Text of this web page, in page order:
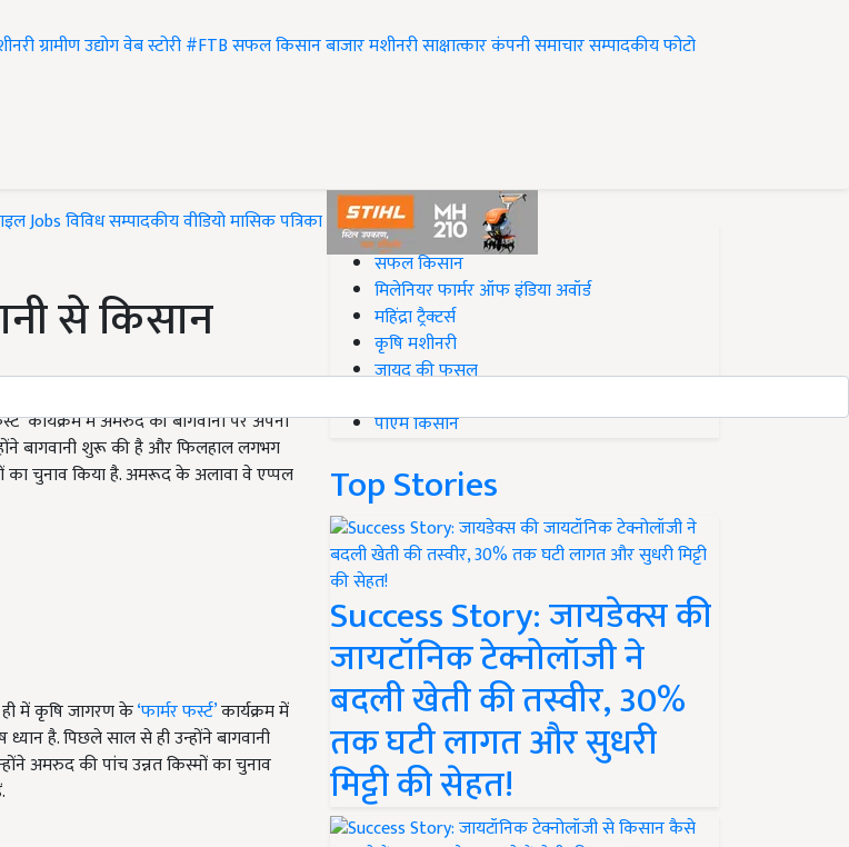
ग्रामीण उद्योगवेब स्टोरी#FTBसफल किसानबाजारमशीनरीसाक्षात्कारकंपनी समाचारसम्पादकीयफोटो
Jobsविविधसम्पादकीयवीडियोमासिक पत्रिका
से किसान
कार्यक्रम में अमरुद की बागवानी पर अपनी
बागवानी शुरू की है और फिलहाल लगभग
का चुनाव किया है. अमरूद के अलावा वे एप्पल
ही में कृषि जागरण के‘फार्मर फर्स्ट’कार्यक्रम में
है. पिछले साल से ही उन्होंने बागवानी
अमरुद की पांच उन्नत किस्मों का चुनाव
#Top on Krishi Jagran
सफल किसान
मिलेनियर फार्मर ऑफ इंडिया अवॉर्ड
महिंद्रा ट्रैक्टर्स
कृषि मशीनरी
जायद की फसल
पीएम किसान
Top Stories
Success Story: जायडेक्स की
जायटॉनिक टेक्नोलॉजी ने
बदली खेती की तस्वीर, 30%
तक घटी लागत और सुधरी
मिट्टी की सेहत!